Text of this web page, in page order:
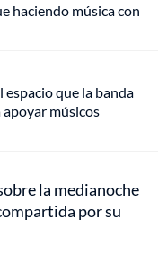
haciendo música con
espacio que la banda
músicos
la medianoche
por su